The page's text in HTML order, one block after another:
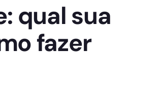
qual sua
fazer